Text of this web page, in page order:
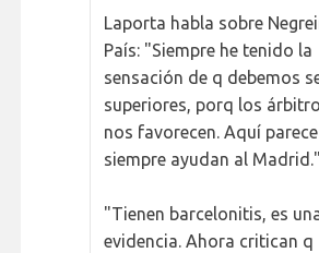
Laporta habla sobre
País: "Siempre he tenido la
sensación de q debemos
superiores, porq los
nos favorecen. Aquí
siempre ayudan al Madrid."
"Tienen barcelonitis, es
evidencia. Ahora critican q